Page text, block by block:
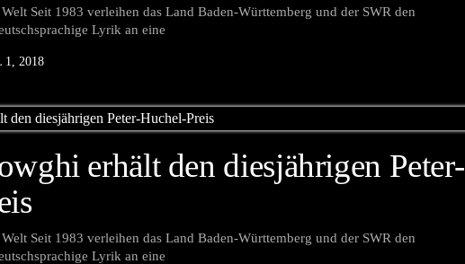
Seit 1983 verleihen das Land Baden-Württemberg und der SWR den
Lyrik an eine
1, 2018
erhält den diesjährigen Peter-
Seit 1983 verleihen das Land Baden-Württemberg und der SWR den
Lyrik an eine